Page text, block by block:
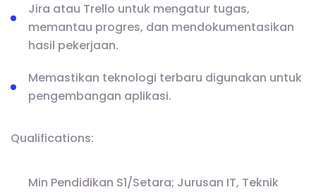
Jira atau Trello untuk mengatur tugas,
memantau progres, dan mendokumentasikan
hasil pekerjaan.
Memastikan teknologi terbaru digunakan untuk
pengembangan aplikasi.
Qualifications:
Min Pendidikan S1/Setara; Jurusan IT, Teknik